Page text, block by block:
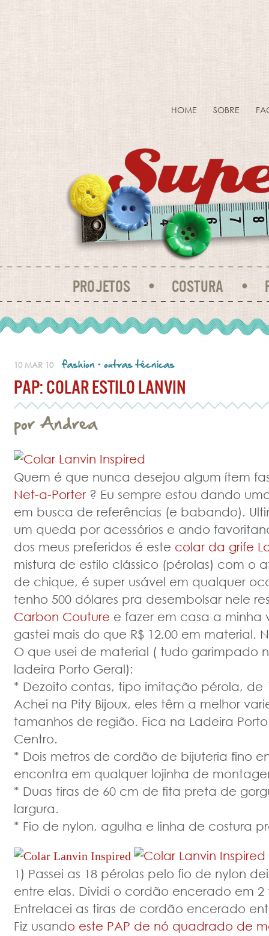
HOME SOBRE
PROJETOS COSTURA
10 MAR 10 fashion•outras técnicas
PAP: COLAR ESTILO LANVIN
por Andrea
Quem é que nunca desejou algum ítem
Net-a-Porter? Eu sempre estou dando
em busca de referências (e babando).
um queda por acessórios e ando
dos meus preferidos é este colar da grife
mistura de estilo clássico (pérolas) com o
de chique, é super usável em qualquer
tenho 500 dólares pra desembolsar nele
Carbon Couture e fazer em casa a minha
gastei mais do que R$ 12,00 em material.
O que usei de material ( tudo garimpado
ladeira Porto Geral):
* Dezoito contas, tipo imitação pérola, de
Achei na Pity Bijoux, eles têm a melhor
tamanhos de região. Fica na Ladeira Porto
Centro.
* Dois metros de cordão de bijuteria fino
encontra em qualquer lojinha de
* Duas tiras de 60 cm de fita preta de
largura.
* Fio de nylon, agulha e linha de costura
1) Passei as 18 pérolas pelo fio de nylon
entre elas. Dividi o cordão encerado em
Entrelacei as tiras de cordão encerado
Fiz usando este PAP de nó quadrado de